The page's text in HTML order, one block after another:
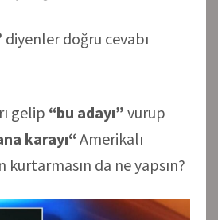
diyenler doğru cevabı
gelip “bu adayı” vurup
karayı“ Amerikalı
da ne yapsın?